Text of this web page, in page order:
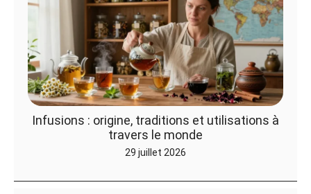
Infusions : origine, traditions et utilisations à
travers le monde
29 juillet 2026